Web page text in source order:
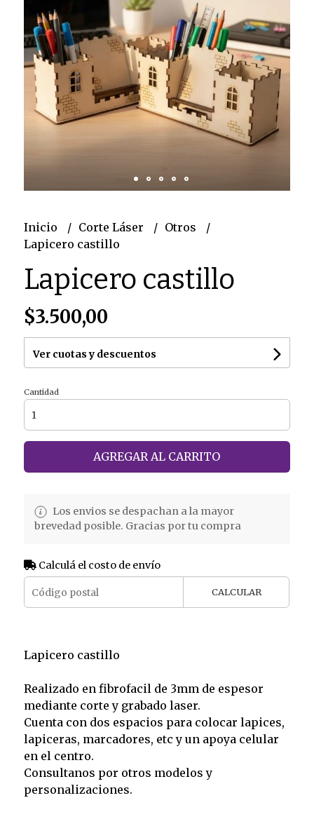
Inicio Corte Láser
Otros
Lapicero castillo
Lapicero castillo
$3.500,00
Ver cuotas y descuentos
Cantidad
AGREGAR AL CARRITO
Los envios se despachan a la mayor
brevedad posible. Gracias por tu compra
Calculá el costo de envío
CALCULAR
Lapicero castillo
Realizado en fibrofacil de 3mm de espesor
mediante corte y grabado laser.
Cuenta con dos espacios para colocar lapices,
lapiceras, marcadores, etc y un apoya celular
en el centro.
Consultanos por otros modelos y
personalizaciones.